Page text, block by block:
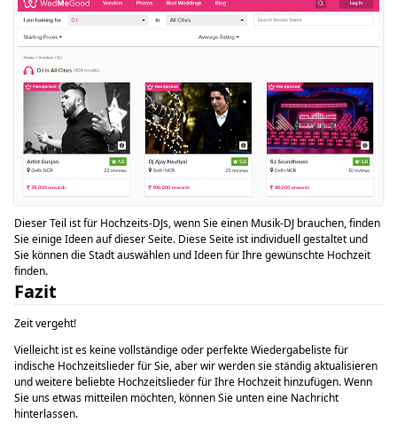
Dieser Teil ist für Hochzeits-DJs, wenn Sie einen Musik-DJ brauchen, finden
Sie einige Ideen auf dieser Seite. Diese Seite ist individuell gestaltet und
Sie können die Stadt auswählen und Ideen für Ihre gewünschte Hochzeit
finden.
Fazit
Zeit vergeht!
Vielleicht ist es keine vollständige oder perfekte Wiedergabeliste für
indische Hochzeitslieder für Sie, aber wir werden sie ständig aktualisieren
und weitere beliebte Hochzeitslieder für Ihre Hochzeit hinzufügen. Wenn
Sie uns etwas mitteilen möchten, können Sie unten eine Nachricht
hinterlassen.